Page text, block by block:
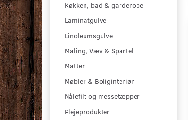
Køkken, bad & garderobe
Laminatgulve
Linoleumsgulve
Maling, Væv & Spartel
Måtter
Møbler & Boliginteriør
Nålefilt og messetæpper
Plejeprodukter